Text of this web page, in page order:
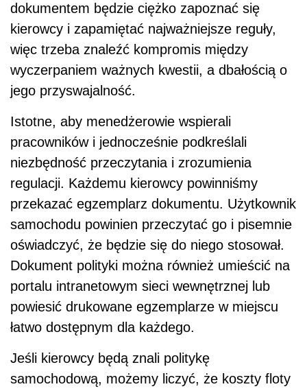
dokumentem będzie ciężko zapoznać się
kierowcy i zapamiętać najważniejsze reguły,
więc trzeba znaleźć kompromis między
wyczerpaniem ważnych kwestii, a dbałością o
jego przyswajalność.
Istotne, aby menedżerowie wspierali
pracowników i jednocześnie podkreślali
niezbędność przeczytania i zrozumienia
regulacji. Każdemu kierowcy powinniśmy
przekazać egzemplarz dokumentu. Użytkownik
samochodu powinien przeczytać go i pisemnie
oświadczyć, że będzie się do niego stosował.
Dokument polityki można również umieścić na
portalu intranetowym sieci wewnętrznej lub
powiesić drukowane egzemplarze w miejscu
łatwo dostępnym dla każdego.
Jeśli kierowcy będą znali politykę
samochodową, możemy liczyć, że koszty floty